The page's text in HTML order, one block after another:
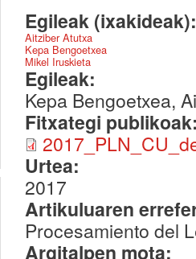
Egileak
Aitziber Atutxa
Kepa Bengoetxea
Mikel Iruskieta
Egileak:
Kepa Bengoetxea,
Fitxategi
Urtea:
2017
Artikuluaren
Procesamiento del
Argitalpen mota: